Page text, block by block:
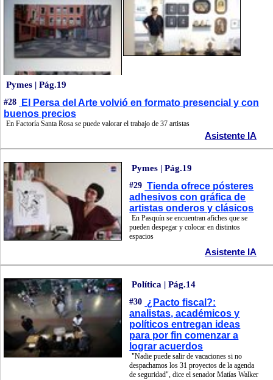
Pymes | Pág.19
#28
El Persa del Arte volvió en formato presencial y con
buenos precios
En Factoría Santa Rosa se puede valorar el trabajo de 37 artistas
Asistente IA
Pymes | Pág.19
#29 Tienda ofrece pósteres
adhesivos con gráfica de
artistas onderos y clásicos
En Pasquín se encuentran afiches que se
pueden despegar y colocar en distintos
espacios
Asistente IA
Política | Pág.14
#30 ¿Pacto fiscal?:
analistas, académicos y
políticos entregan ideas
para por fin comenzar a
lograr acuerdos
"Nadie puede salir de vacaciones si no
despachamos los 31 proyectos de la agenda
de seguridad", dice el senador Matías Walker